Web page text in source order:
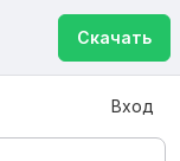
Скачать
Вход